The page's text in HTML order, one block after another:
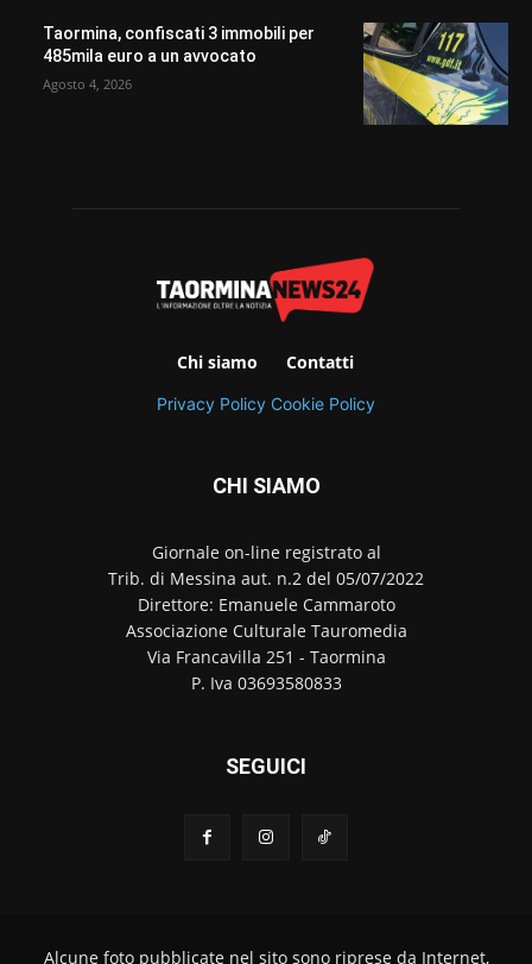
Taormina, confiscati 3 immobili per
485mila euro a un avvocato
Agosto 4, 2026
Chi siamo Contatti
Privacy Policy Cookie Policy
CHI SIAMO
Giornale on-line registrato al
Trib. di Messina aut. n.2 del 05/07/2022
Direttore: Emanuele Cammaroto
Associazione Culturale Tauromedia
Via Francavilla 251 - Taormina
P. Iva 03693580833
SEGUICI
Alcune foto pubblicate nel sito sono riprese da Internet,